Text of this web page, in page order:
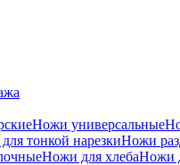
Ножи универсальные
тонкой нарезкиНожи
Ножи для хлебаНожи